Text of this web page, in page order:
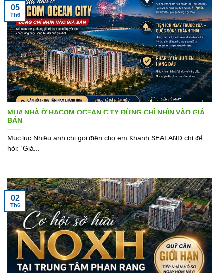
MUA NHÀ Ở HACOM OCEAN CITY ĐỪNG CHỈ NHÌN VÀO GIÁ
BÁN
Mục lục Nhiều anh chị gọi điện cho em Khanh SEALAND chỉ để
hỏi: “Giá...
05
Th6
02
Th6